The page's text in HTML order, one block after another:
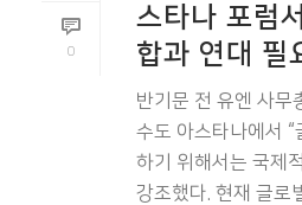
0
스타나 포럼
합과 연대 필
반기문 전 유엔 사무
수도 아스타나에서
하기 위해서는 국제
강조했다. 현재 글로